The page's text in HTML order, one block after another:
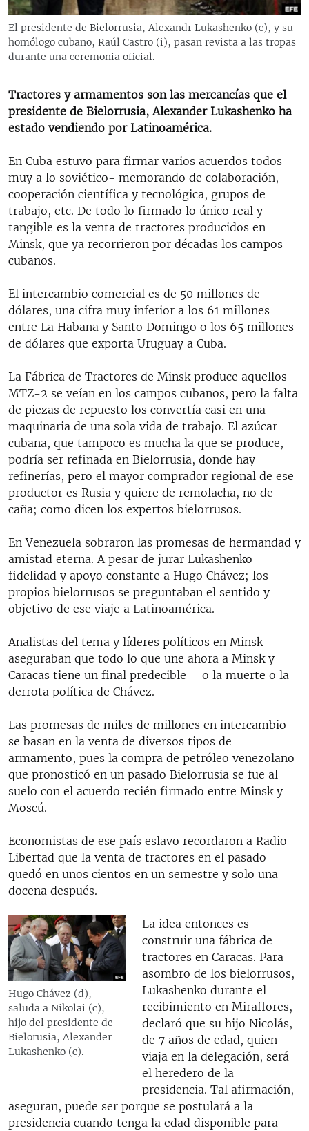
RADIO MARTÍ
ESPECIALES
ESPECIALES
SER VIEJO EN CUBA
LOS SANTOS DE HIALEAH
DESINFORMACIÓN RUSA EN AMÉRICA LATINA
LA INVASIÓN DE RUSIA A UCRANIA
MULTIMEDIA
EDITORIALES
SÍGUENOS
El presidente de Bielorrusia, Alexandr Lukashenko (c), y su
homólogo cubano, Raúl Castro (i), pasan revista a las tropas
durante una ceremonia oficial.
Tractores y armamentos son las mercancías que el
presidente de Bielorrusia, Alexander Lukashenko ha
estado vendiendo por Latinoamérica.
En Cuba estuvo para firmar varios acuerdos todos
muy a lo soviético- memorando de colaboración,
cooperación científica y tecnológica, grupos de
trabajo, etc. De todo lo firmado lo único real y
tangible es la venta de tractores producidos en
Minsk, que ya recorrieron por décadas los campos
cubanos.
El intercambio comercial es de 50 millones de
dólares, una cifra muy inferior a los 61 millones
entre La Habana y Santo Domingo o los 65 millones
de dólares que exporta Uruguay a Cuba.
La Fábrica de Tractores de Minsk produce aquellos
MTZ-2 se veían en los campos cubanos, pero la falta
de piezas de repuesto los convertía casi en una
maquinaria de una sola vida de trabajo. El azúcar
cubana, que tampoco es mucha la que se produce,
podría ser refinada en Bielorrusia, donde hay
refinerías, pero el mayor comprador regional de ese
productor es Rusia y quiere de remolacha, no de
caña; como dicen los expertos bielorrusos.
En Venezuela sobraron las promesas de hermandad y
amistad eterna. A pesar de jurar Lukashenko
fidelidad y apoyo constante a Hugo Chávez; los
propios bielorrusos se preguntaban el sentido y
objetivo de ese viaje a Latinoamérica.
Analistas del tema y líderes políticos en Minsk
aseguraban que todo lo que une ahora a Minsk y
Caracas tiene un final predecible – o la muerte o la
derrota política de Chávez.
Las promesas de miles de millones en intercambio
se basan en la venta de diversos tipos de
armamento, pues la compra de petróleo venezolano
que pronosticó en un pasado Bielorrusia se fue al
suelo con el acuerdo recién firmado entre Minsk y
Moscú.
Economistas de ese país eslavo recordaron a Radio
Libertad que la venta de tractores en el pasado
quedó en unos cientos en un semestre y solo una
docena después.
Hugo Chávez (d),
saluda a Nikolai (c),
hijo del presidente de
Bielorusia, Alexander
Lukashenko (c).
La idea entonces es
construir una fábrica de
tractores en Caracas. Para
asombro de los bielorrusos,
Lukashenko durante el
recibimiento en Miraflores,
declaró que su hijo Nicolás,
de 7 años de edad, quien
viaja en la delegación, será
el heredero de la
presidencia. Tal afirmación,
aseguran, puede ser porque se postulará a la
presidencia cuando tenga la edad disponible para